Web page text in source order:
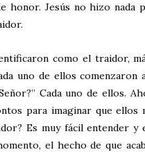
honor. Jesús no hizo nada
como el traidor,
uno de ellos comenzaron
Cada uno de ellos.
para imaginar que ellos
Es muy fácil entender y
el hecho de que